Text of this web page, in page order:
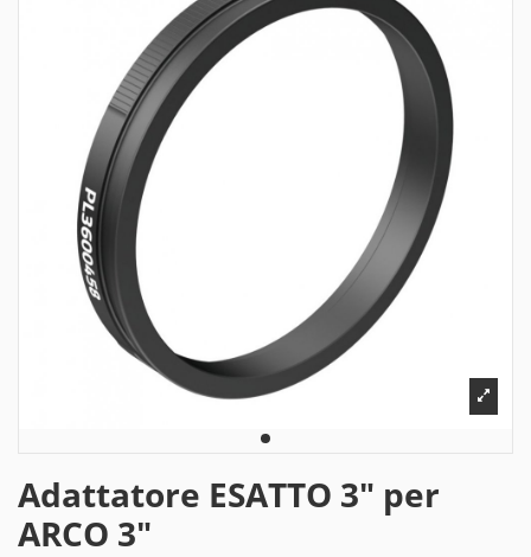
Adattatore ESATTO 3" per
ARCO 3"